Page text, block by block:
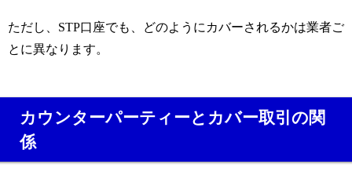
ただし、STP口座でも、どのようにカバーされるかは業者ご
とに異なります。
カウンターパーティーとカバー取引の関
係